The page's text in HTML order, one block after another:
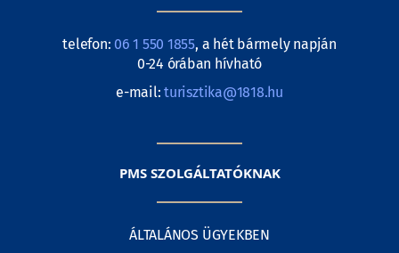
telefon: 06 1 550 1855, a hét bármely napján
0-24 órában hívható
e-mail:turisztika@1818.hu
PMS SZOLGÁLTATÓKNAK
ÁLTALÁNOS ÜGYEKBEN